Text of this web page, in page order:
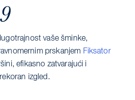
vaše šminke,
prskanjem Fiksator
efikasno zatvarajući i
izgled.